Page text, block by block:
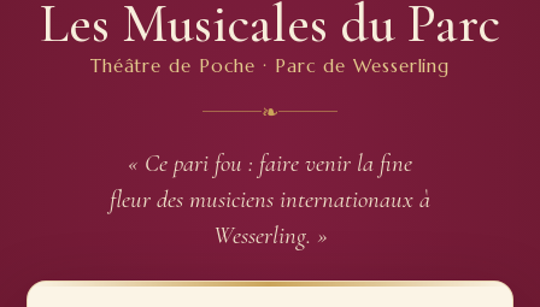
Les Musicales du Parc
Théâtre de Poche · Parc de Wesserling
❧
« Ce pari fou : faire venir la fine
fleur des musiciens internationaux à
Wesserling. »